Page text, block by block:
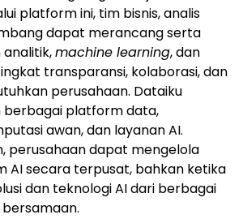
platform ini, tim bisnis, analis
dapat merancang serta
machine learning, dan
transparansi, kolaborasi, dan
perusahaan. Dataiku
berbagai platform data,
awan, dan layanan AI.
perusahaan dapat mengelola
AI secara terpusat, bahkan ketika
dan teknologi AI dari berbagai